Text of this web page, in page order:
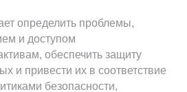
определить проблемы,
и доступом
обеспечить защиту
и привести их в соответствие
безопасности,